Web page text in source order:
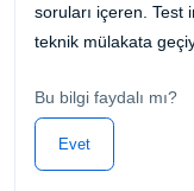
soruları içeren. Test
teknik mülakata
Bu bilgi faydalı mı?
Evet